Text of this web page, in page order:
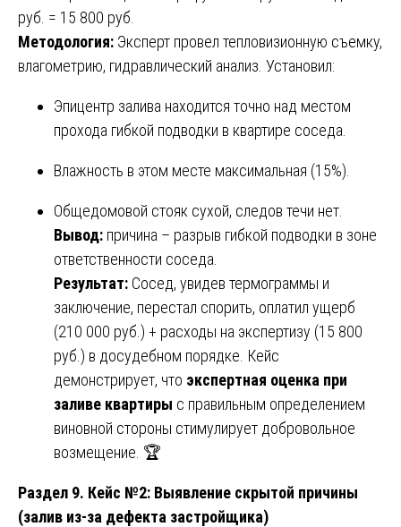
руб. = 15 800 руб.
Методология: Эксперт провел тепловизионную съемку,
влагометрию, гидравлический анализ. Установил:
Эпицентр залива находится точно над местом
прохода гибкой подводки в квартире соседа.
Влажность в этом месте максимальная (15%).
Общедомовой стояк сухой, следов течи нет.
Вывод: причина – разрыв гибкой подводки в зоне
ответственности соседа.
Результат: Сосед, увидев термограммы и
заключение, перестал спорить, оплатил ущерб
(210 000 руб.) + расходы на экспертизу (15 800
руб.) в досудебном порядке. Кейс
демонстрирует, что экспертная оценка при
заливе квартиры с правильным определением
виновной стороны стимулирует добровольное
возмещение. 🏆
Раздел 9. Кейс №2: Выявление скрытой причины
(залив из-за дефекта застройщика)